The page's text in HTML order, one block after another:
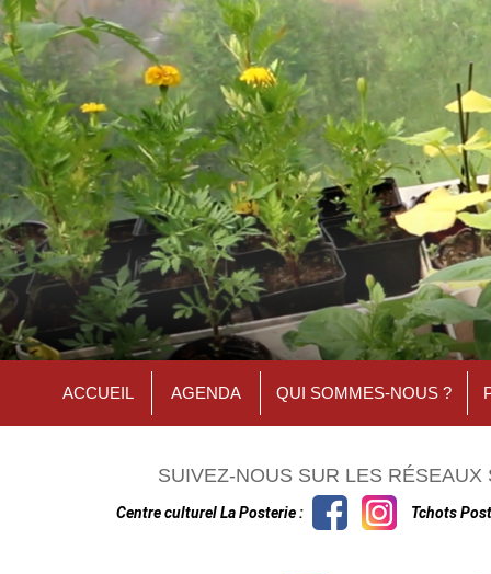
ACCUEIL AGENDA QUI SOMMES-NOUS ?
SUIVEZ-NOUS SUR LES RÉSEAUX
Centre culturel La Posterie : Tchots